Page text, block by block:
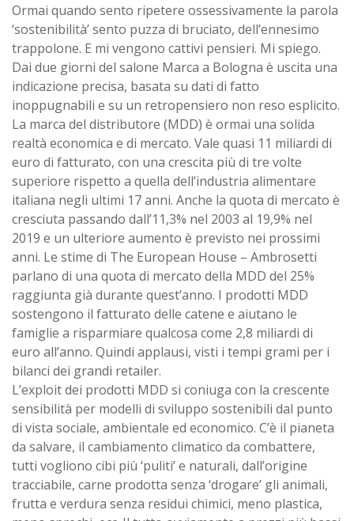
Ormai quando sento ripetere ossessivamente la parola
‘sostenibilità’ sento puzza di bruciato, dell’ennesimo
trappolone. E mi vengono cattivi pensieri. Mi spiego.
Dai due giorni del salone Marca a Bologna è uscita una
indicazione precisa, basata su dati di fatto
inoppugnabili e su un retropensiero non reso esplicito.
La marca del distributore (MDD) è ormai una solida
realtà economica e di mercato. Vale quasi 11 miliardi di
euro di fatturato, con una crescita più di tre volte
superiore rispetto a quella dell’industria alimentare
italiana negli ultimi 17 anni. Anche la quota di mercato è
cresciuta passando dall’11,3% nel 2003 al 19,9% nel
2019 e un ulteriore aumento è previsto nei prossimi
anni. Le stime di The European House – Ambrosetti
parlano di una quota di mercato della MDD del 25%
raggiunta già durante quest’anno. I prodotti MDD
sostengono il fatturato delle catene e aiutano le
famiglie a risparmiare qualcosa come 2,8 miliardi di
euro all’anno. Quindi applausi, visti i tempi grami per i
bilanci dei grandi retailer.
L’exploit dei prodotti MDD si coniuga con la crescente
sensibilità per modelli di sviluppo sostenibili dal punto
di vista sociale, ambientale ed economico. C’è il pianeta
da salvare, il cambiamento climatico da combattere,
tutti vogliono cibi più ‘puliti’ e naturali, dall’origine
tracciabile, carne prodotta senza ‘drogare’ gli animali,
frutta e verdura senza residui chimici, meno plastica,